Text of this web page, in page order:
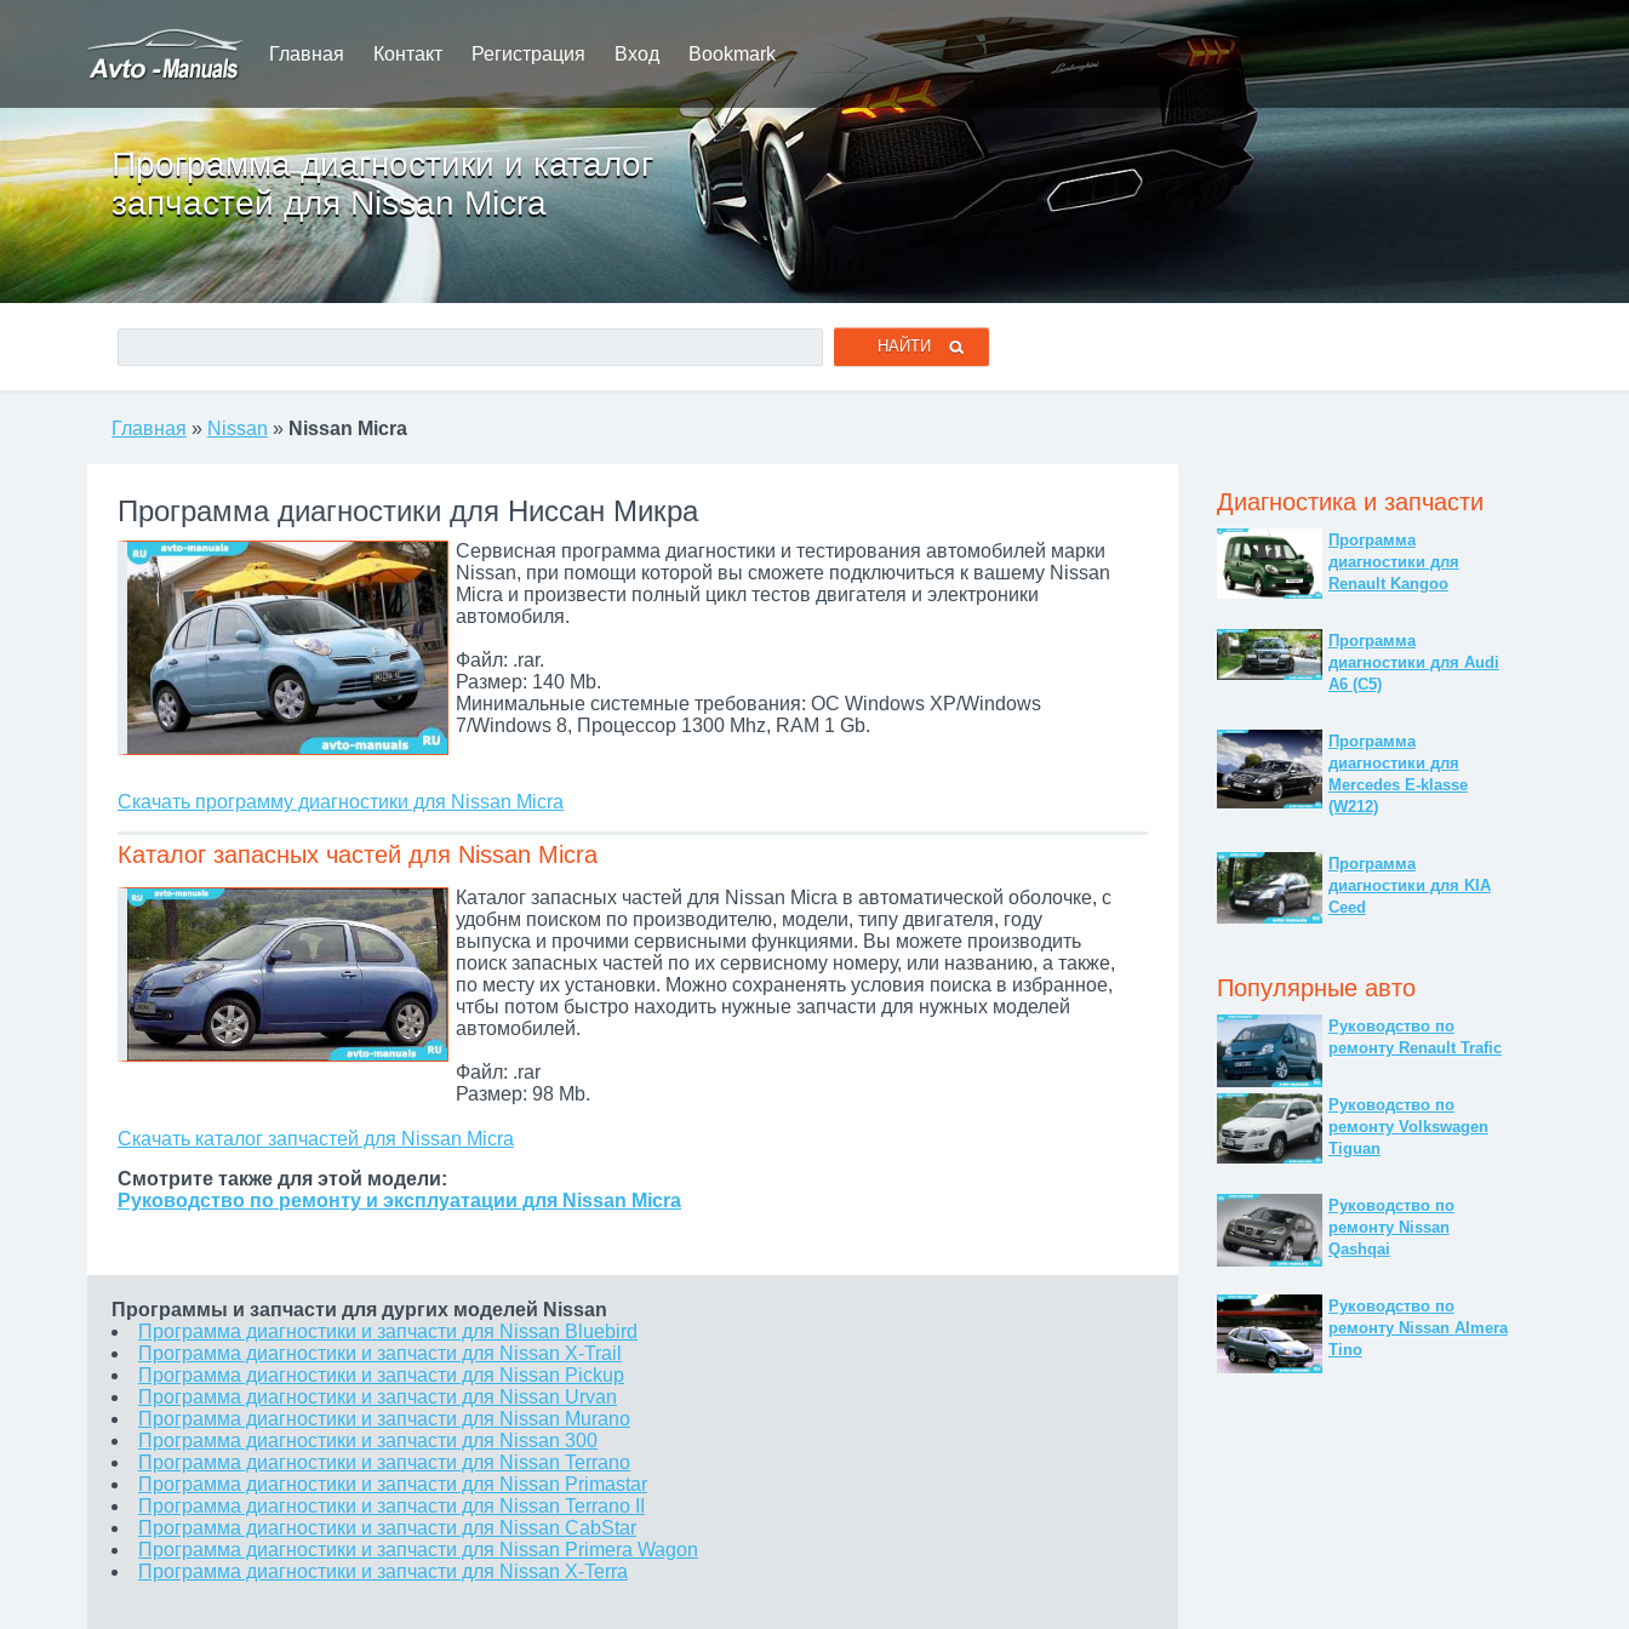
Главная Контакт Регистрация Вход Bookmark
Программа диагностики и каталог
запчастей для Nissan Micra
Главная » Nissan » Nissan Micra
Программа диагностики для Ниссан Микра
Сервисная программа диагностики и тестирования автомобилей марки
Nissan, при помощи которой вы сможете подключиться к вашему Nissan
Micra и произвести полный цикл тестов двигателя и электроники
автомобиля.
Файл: .rar.
Размер: 140 Mb.
Минимальные системные требования: ОС Windows XP/Windows
7/Windows 8, Процессор 1300 Mhz, RAM 1 Gb.
Скачать программу диагностики для Nissan Micra
Каталог запасных частей для Nissan Micra
Каталог запасных частей для Nissan Micra в автоматической оболочке, с
удобнм поиском по производителю, модели, типу двигателя, году
выпуска и прочими сервисными функциями. Вы можете производить
поиск запасных частей по их сервисному номеру, или названию, а также,
по месту их установки. Можно сохраненять условия поиска в избранное,
чтбы потом быстро находить нужные запчасти для нужных моделей
автомобилей.
Файл: .rar
Размер: 98 Mb.
Скачать каталог запчастей для Nissan Micra
Смотрите также для этой модели:
Руководство по ремонту и эксплуатации для Nissan Micra
Программы и запчасти для дургих моделей Nissan
Программа диагностики и запчасти для Nissan Bluebird
Программа диагностики и запчасти для Nissan X-Trail
Программа диагностики и запчасти для Nissan Pickup
Программа диагностики и запчасти для Nissan Urvan
Программа диагностики и запчасти для Nissan Murano
Программа диагностики и запчасти для Nissan 300
Программа диагностики и запчасти для Nissan Terrano
Программа диагностики и запчасти для Nissan Primastar
Программа диагностики и запчасти для Nissan Terrano II
Программа диагностики и запчасти для Nissan CabStar
Программа диагностики и запчасти для Nissan Primera Wagon
Программа диагностики и запчасти для Nissan X-Terra
Диагностика и запчасти
Программа
диагностики для
Renault Kangoo
Программа
диагностики для Audi
A6 (C5)
Программа
диагностики для
Mercedes E-klasse
(W212)
Программа
диагностики для KIA
Ceed
Популярные авто
Руководство по
ремонту Renault Trafic
Руководство по
ремонту Volkswagen
Tiguan
Руководство по
ремонту Nissan
Qashqai
Руководство по
ремонту Nissan Almera
Tino